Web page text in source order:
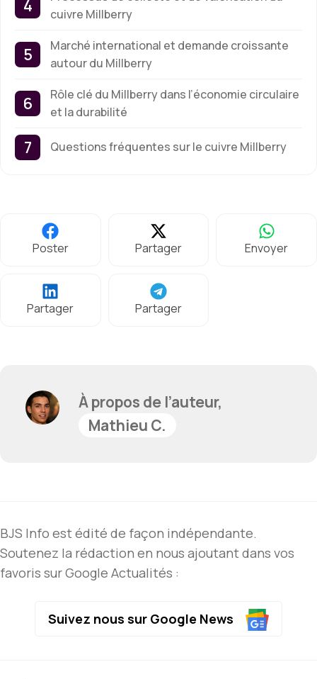
cuivre Millberry
Marché international et demande croissante
autour du Millberry
Rôle clé du Millberry dans l’économie circulaire
et la durabilité
Questions fréquentes sur le cuivre Millberry
Poster Partager Envoyer
Partager Partager
À propos de l’auteur,
Mathieu C.
BJS Info est édité de façon indépendante.
Soutenez la rédaction en nous ajoutant dans vos
favoris sur Google Actualités :
Suivez nous sur Google News